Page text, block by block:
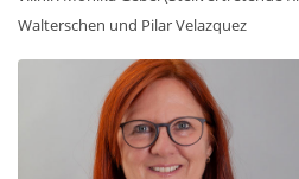
Walterschen und Pilar Velazquez